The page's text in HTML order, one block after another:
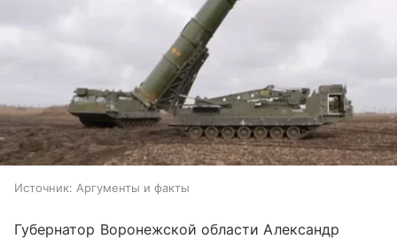
Источник: Аргументы и факты
Губернатор Воронежской области Александр